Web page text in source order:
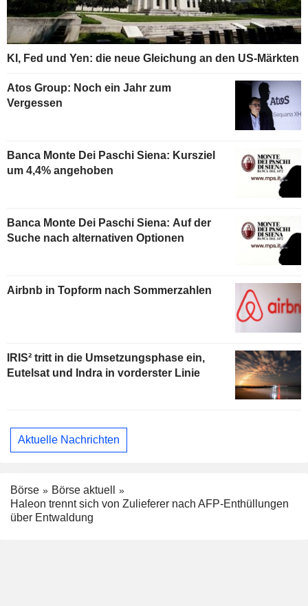
KI, Fed und Yen: die neue Gleichung an den US-Märkten
Atos Group: Noch ein Jahr zum
Vergessen
Banca Monte Dei Paschi Siena: Kursziel
um 4,4% angehoben
Banca Monte Dei Paschi Siena: Auf der
Suche nach alternativen Optionen
Airbnb in Topform nach Sommerzahlen
IRIS² tritt in die Umsetzungsphase ein,
Eutelsat und Indra in vorderster Linie
Aktuelle Nachrichten
Börse
Börse aktuell
Haleon trennt sich von Zulieferer nach AFP-Enthüllungen
über Entwaldung